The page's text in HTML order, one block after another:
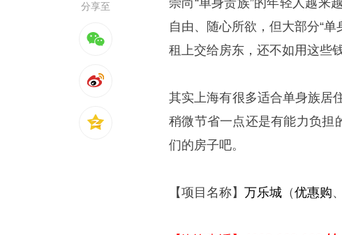
分享至
崇尚“单身贵族”的年轻人越来
自由、随心所欲，但大部分“
租上交给房东，还不如用这些
其实上海有很多适合单身族居
稍微节省一点还是有能力负担
们的房子吧。
【项目名称】 万乐城 （优惠购、